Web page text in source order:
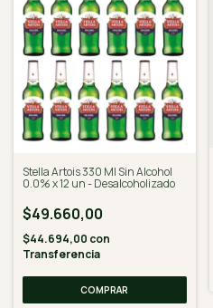
Stella Artois 330 Ml Sin Alcohol
0.0% x 12 un - Desalcoholizado
$49.660,00
$44.694,00 con
Transferencia